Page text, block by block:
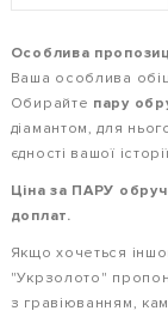
Особлива
Ваша особлива
Обирайте пару
діамантом, для
єдності вашої
Ціна за ПАРУ
доплат.
Якщо хочеться
"Укрзолото"
з гравіюванням,